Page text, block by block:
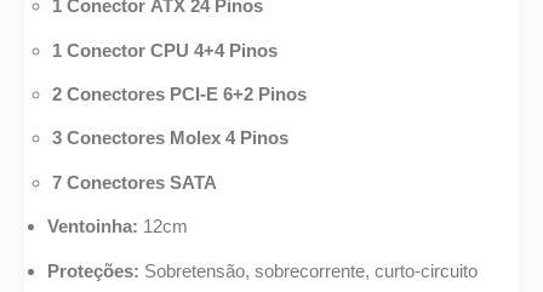
1 Conector ATX 24 Pinos
1 Conector CPU 4+4 Pinos
2 Conectores PCI-E 6+2 Pinos
3 Conectores Molex 4 Pinos
7 Conectores SATA
Ventoinha: 12cm
Proteções: Sobretensão, sobrecorrente, curto-circuito